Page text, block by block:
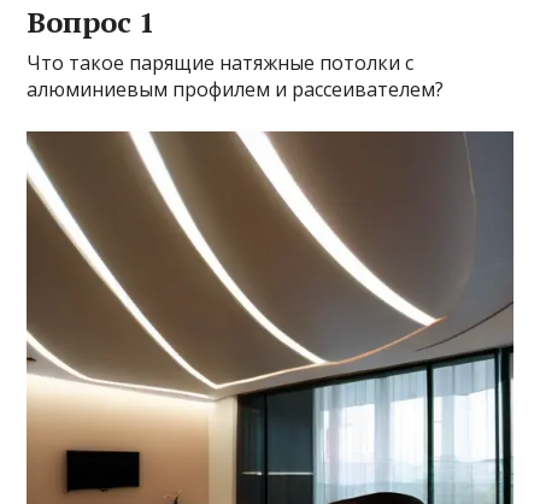
Вопрос 1
Что такое парящие натяжные потолки с
алюминиевым профилем и рассеивателем?